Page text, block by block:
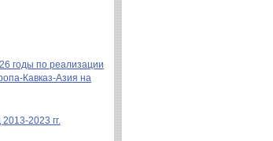
годы по реализации
Кавказ-Азия на
2023 гг.